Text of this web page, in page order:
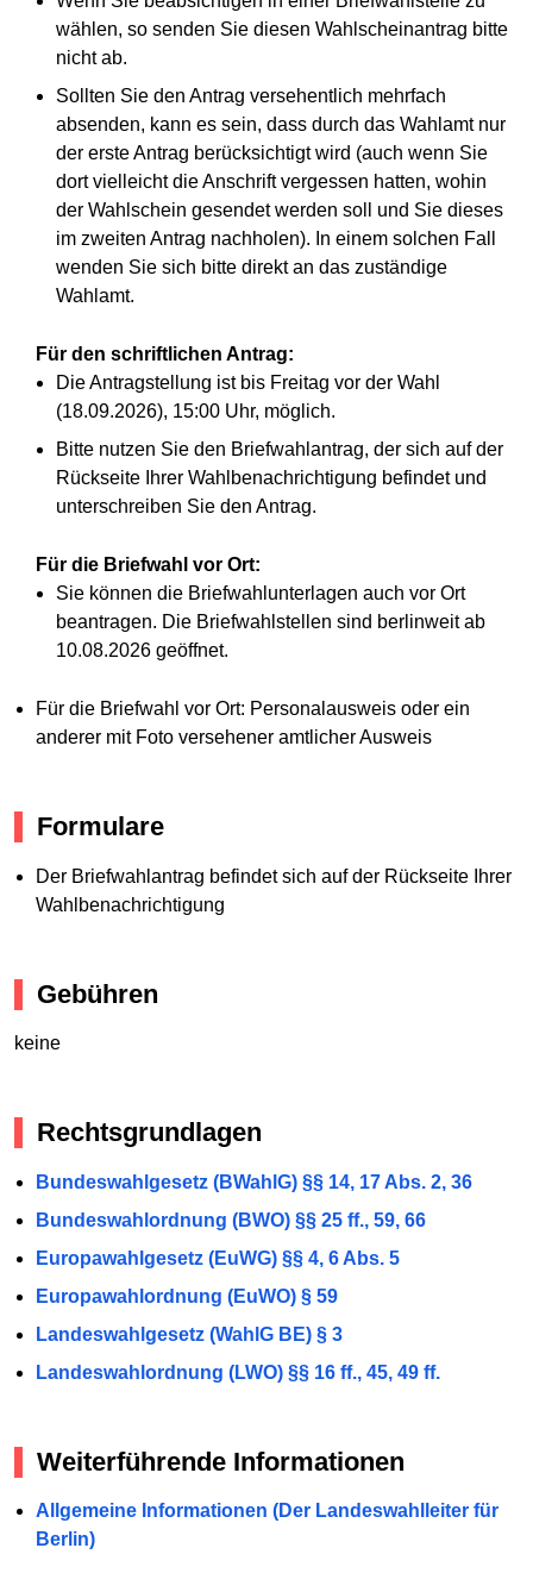
wählen, so senden Sie diesen Wahlscheinantrag bitte
nicht ab.
Sollten Sie den Antrag versehentlich mehrfach
absenden, kann es sein, dass durch das Wahlamt nur
der erste Antrag berücksichtigt wird (auch wenn Sie
dort vielleicht die Anschrift vergessen hatten, wohin
der Wahlschein gesendet werden soll und Sie dieses
im zweiten Antrag nachholen). In einem solchen Fall
wenden Sie sich bitte direkt an das zuständige
Wahlamt.
Für den schriftlichen Antrag:
Die Antragstellung ist bis Freitag vor der Wahl
(18.09.2026), 15:00 Uhr, möglich.
Bitte nutzen Sie den Briefwahlantrag, der sich auf der
Rückseite Ihrer Wahlbenachrichtigung befindet und
unterschreiben Sie den Antrag.
Für die Briefwahl vor Ort:
Sie können die Briefwahlunterlagen auch vor Ort
beantragen. Die Briefwahlstellen sind berlinweit ab
10.08.2026 geöffnet.
Für die Briefwahl vor Ort: Personalausweis oder ein
anderer mit Foto versehener amtlicher Ausweis
Formulare
Der Briefwahlantrag befindet sich auf der Rückseite Ihrer
Wahlbenachrichtigung
Gebühren
keine
Rechtsgrundlagen
Bundeswahlgesetz (BWahlG) §§ 14, 17 Abs. 2, 36
Bundeswahlordnung (BWO) §§ 25 ff., 59, 66
Europawahlgesetz (EuWG) §§ 4, 6 Abs. 5
Europawahlordnung (EuWO) § 59
Landeswahlgesetz (WahlG BE) § 3
Landeswahlordnung (LWO) §§ 16 ff., 45, 49 ff.
Weiterführende Informationen
Allgemeine Informationen (Der Landeswahlleiter für
Berlin)